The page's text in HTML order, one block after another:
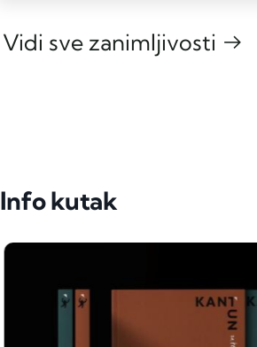
Vidi sve zanimljivosti
Info kutak
Zdravlje